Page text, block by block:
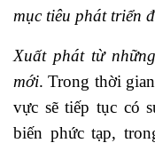
mục tiêu phát triển
Xuất phát từ
mới. Trong thời
vực sẽ tiếp tục có
biến phức tạp,